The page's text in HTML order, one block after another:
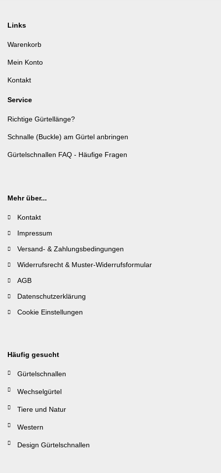
Links
Warenkorb
Mein Konto
Kontakt
Service
Richtige Gürtellänge?
Schnalle (Buckle) am Gürtel anbringen
Gürtelschnallen FAQ - Häufige Fragen
Mehr über...
Kontakt
Impressum
Versand- & Zahlungsbedingungen
Widerrufsrecht & Muster-Widerrufsformular
AGB
Datenschutzerklärung
Cookie Einstellungen
Häufig gesucht
Gürtelschnallen
Wechselgürtel
Tiere und Natur
Western
Design Gürtelschnallen